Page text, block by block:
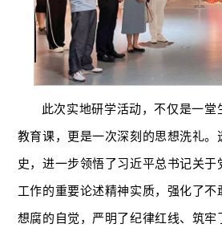
此次实地研学活动，不仅是一堂
教育课，更是一次深刻的思想洗礼。
史，进一步领悟了习近平总书记关
工作的重要论述精神实质，强化了
想腐的自觉，严明了纪律红线、筑牢